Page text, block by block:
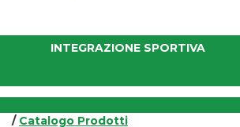
INTEGRAZIONE SPORTIVA
/ Catalogo Prodotti